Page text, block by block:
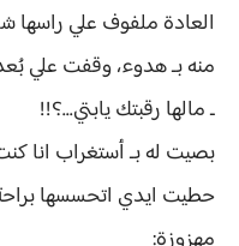
العادة ملفوف علي
منه بـ هدوء، وقفت علي
ـ مالها رقبتك يابتي...؟!!
بصيت له بـ أستغراب انا
حطيت ايدي اتحسسها